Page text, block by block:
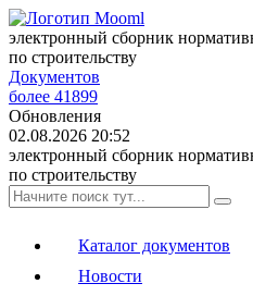
электронный сборник
по строительству
Документов
более 41899
Обновления
02.08.2026 20:52
электронный сборник
по строительству
Каталог документов
Новости